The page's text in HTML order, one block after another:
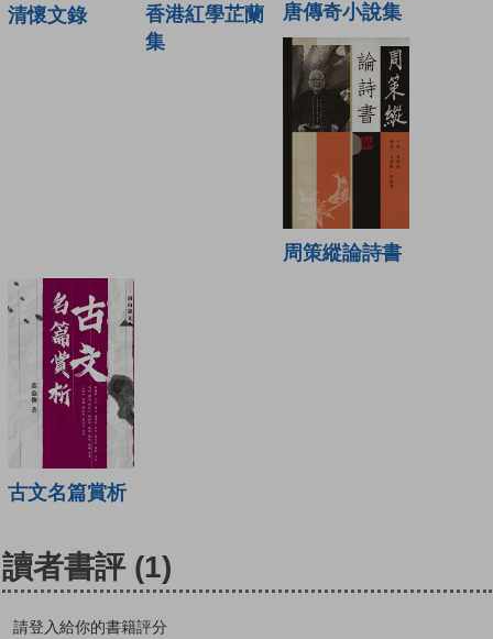
清懷文錄
香港紅學芷蘭
集
唐傳奇小說集
周策縱論詩書
古文名篇賞析
讀者書評 (1)
請登入給你的書籍評分